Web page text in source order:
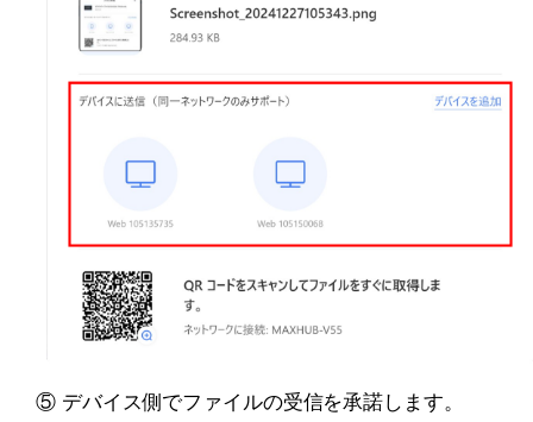
⑤ デバイス側でファイルの受信を承諾します。